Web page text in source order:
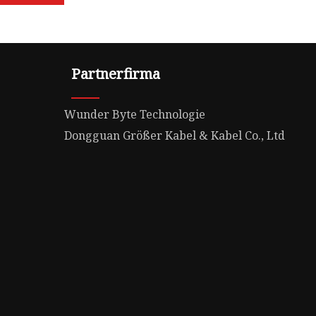
Partnerfirma
Wunder Byte Technologie
Dongguan Größer Kabel & Kabel Co., Ltd